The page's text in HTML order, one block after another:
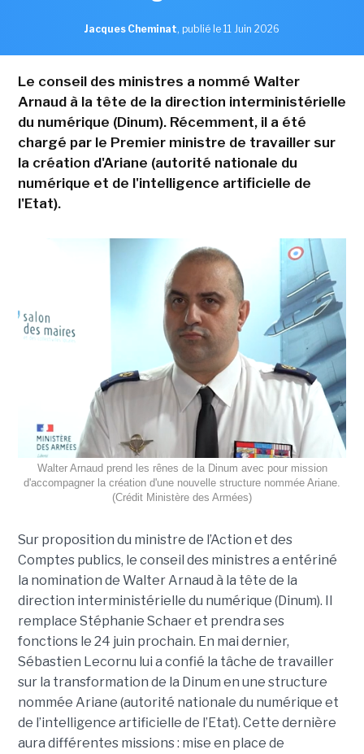
Jacques Cheminat, publié le 11 Juin 2026
Le conseil des ministres a nommé Walter
Arnaud à la tête de la direction interministérielle
du numérique (Dinum). Récemment, il a été
chargé par le Premier ministre de travailler sur
la création d'Ariane (autorité nationale du
numérique et de l'intelligence artificielle de
l'Etat).
Walter Arnaud prend les rênes de la Dinum avec pour mission
d'accompagner la création d'une nouvelle structure nommée Ariane.
(Crédit Ministère des Armées)
Sur proposition du ministre de l’Action et des
Comptes publics, le conseil des ministres a entériné
la nomination de Walter Arnaud à la tête de la
direction interministérielle du numérique (Dinum). Il
remplace Stéphanie Schaer et prendra ses
fonctions le 24 juin prochain. En mai dernier,
Sébastien Lecornu lui a confié la tâche de travailler
sur la transformation de la Dinum en une structure
nommée Ariane (autorité nationale du numérique et
de l’intelligence artificielle de l’Etat). Cette dernière
aura différentes missions : mise en place de